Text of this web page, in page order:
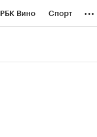
РБК Вино Спорт ...